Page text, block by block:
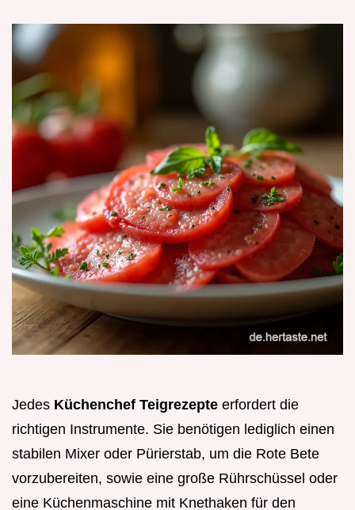
Jedes Küchenchef Teigrezepte erfordert die
richtigen Instrumente. Sie benötigen lediglich einen
stabilen Mixer oder Pürierstab, um die Rote Bete
vorzubereiten, sowie eine große Rührschüssel oder
eine Küchenmaschine mit Knethaken für den